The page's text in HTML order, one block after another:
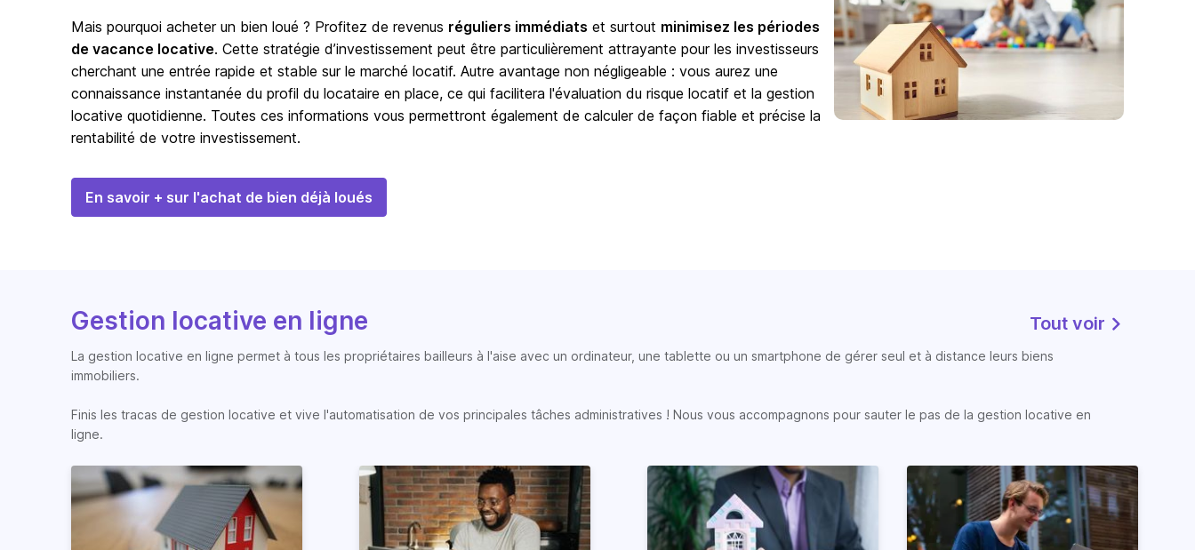
Mais pourquoi acheter un bien loué ? Profitez de revenus réguliers immédiats et surtout minimisez les périodes
de vacance locative. Cette stratégie d’investissement peut être particulièrement attrayante pour les investisseurs
cherchant une entrée rapide et stable sur le marché locatif. Autre avantage non négligeable : vous aurez une
connaissance instantanée du profil du locataire en place, ce qui facilitera l'évaluation du risque locatif et la gestion
locative quotidienne. Toutes ces informations vous permettront également de calculer de façon fiable et précise la
rentabilité de votre investissement.
En savoir + sur l'achat de bien déjà loués
Gestion locative en ligne Tout voir
La gestion locative en ligne permet à tous les propriétaires bailleurs à l'aise avec un ordinateur, une tablette ou un smartphone de gérer seul et à distance leurs biens
immobiliers.
Finis les tracas de gestion locative et vive l'automatisation de vos principales tâches administratives ! Nous vous accompagnons pour sauter le pas de la gestion locative en
ligne.